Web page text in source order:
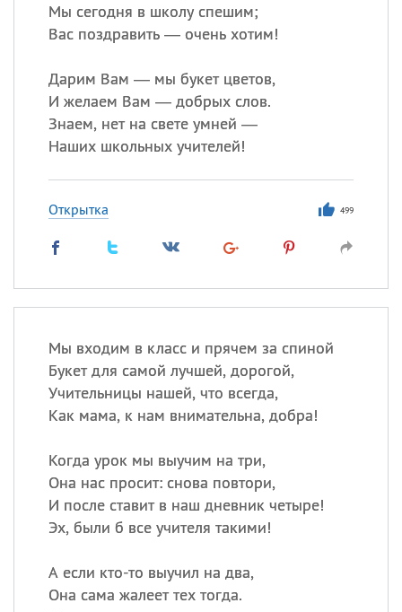
Мы сегодня в школу спешим;
Вас поздравить — очень хотим!
Дарим Вам — мы букет цветов,
И желаем Вам — добрых слов.
Знаем, нет на свете умней —
Наших школьных учителей!
Открытка 499
Мы входим в класс и прячем за спиной
Букет для самой лучшей, дорогой,
Учительницы нашей, что всегда,
Как мама, к нам внимательна, добра!
Когда урок мы выучим на три,
Она нас просит: снова повтори,
И после ставит в наш дневник четыре!
Эх, были б все учителя такими!
А если кто-то выучил на два,
Она сама жалеет тех тогда.